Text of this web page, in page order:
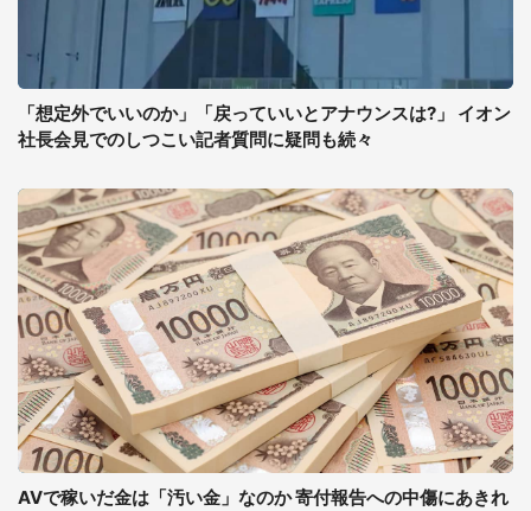
「想定外でいいのか」「戻っていいとアナウンスは?」 イオン
社長会見でのしつこい記者質問に疑問も続々
AVで稼いだ金は「汚い金」なのか 寄付報告への中傷にあきれ